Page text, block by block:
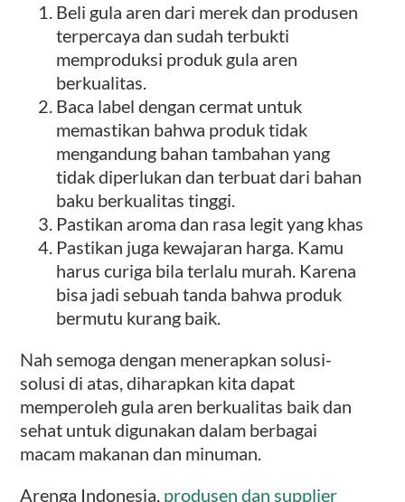
Beli gula aren dari merek dan produsen
terpercaya dan sudah terbukti
memproduksi produk gula aren
berkualitas.
Baca label dengan cermat untuk
memastikan bahwa produk tidak
mengandung bahan tambahan yang
tidak diperlukan dan terbuat dari bahan
baku berkualitas tinggi.
Pastikan aroma dan rasa legit yang khas
Pastikan juga kewajaran harga. Kamu
harus curiga bila terlalu murah. Karena
bisa jadi sebuah tanda bahwa produk
bermutu kurang baik.
Nah semoga dengan menerapkan solusi-
solusi di atas, diharapkan kita dapat
memperoleh gula aren berkualitas baik dan
sehat untuk digunakan dalam berbagai
macam makanan dan minuman.
Arenga Indonesia, produsen dan supplier